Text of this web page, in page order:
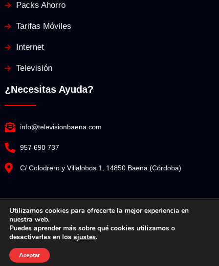
Packs Ahorro
Tarifas Móviles
Internet
Televisión
¿Necesitas Ayuda?
info@televisionbaena.com
957 690 737
C/ Colodrero y Villalobos 1, 14850 Baena (Córdoba)
Televisión Baena© Copyright 2025. Todos los derechos reservados.
Utilizamos cookies para ofrecerte la mejor experiencia en
nuestra web.
Puedes aprender más sobre qué cookies utilizamos o
desactivarlas en los ajustes.
Aceptar